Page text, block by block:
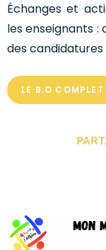
Échanges et
les enseignants
des candidatures
LE B.O COMPLET